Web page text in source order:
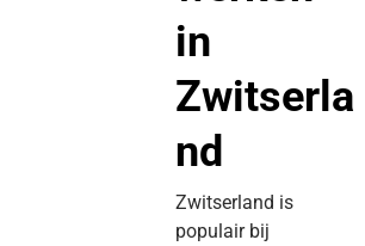
in
Zwitserla
nd
Zwitserland is
populair bij